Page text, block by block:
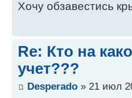
Хочу обзавестись
Re: Кто на
учет???
Desperado » 21 июл